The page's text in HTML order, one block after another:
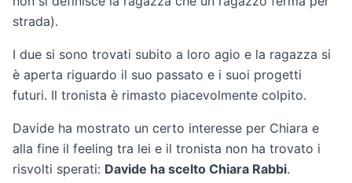
strada).
I due si sono trovati subito a loro agio e la ragazza si
è aperta riguardo il suo passato e i suoi progetti
futuri. Il tronista è rimasto piacevolmente colpito.
Davide ha mostrato un certo interesse per Chiara e
alla fine il feeling tra lei e il tronista non ha trovato i
risvolti sperati: Davide ha scelto Chiara Rabbi.